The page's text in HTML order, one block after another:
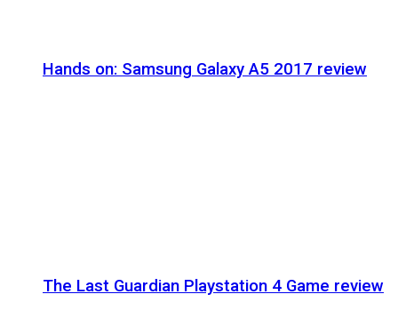
Hands on: Samsung Galaxy A5 2017 review
The Last Guardian Playstation 4 Game review